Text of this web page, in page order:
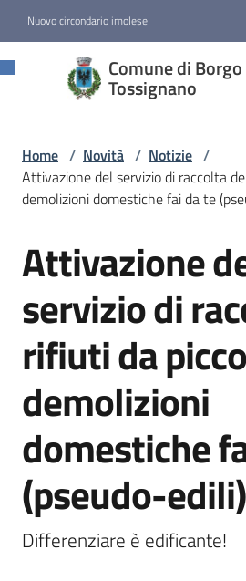
Nuovo circondario imolese
Comune di Borgo
Tossignano
Comune di
Borgo
Amministrazione
Novità
Menu selezionato
Servizi
Vivere
Borgo
Tossignano
on-
Home / Novità / Notizie /
Attivazione del servizio di raccolta
demolizioni domestiche fai da te
Salta al contenuto
Attivazione
servizio di
rifiuti da
demolizioni
domestiche
(pseudo-
Differenziare è edificante!